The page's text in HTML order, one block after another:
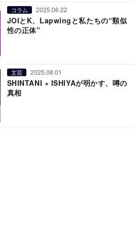
コラム 2025.06.22
JOIとK、Lapwingと私たちの“類似
性の正体”
文芸 2025.08.01
SHINTANI × ISHIYAが明かす、噂の
真相